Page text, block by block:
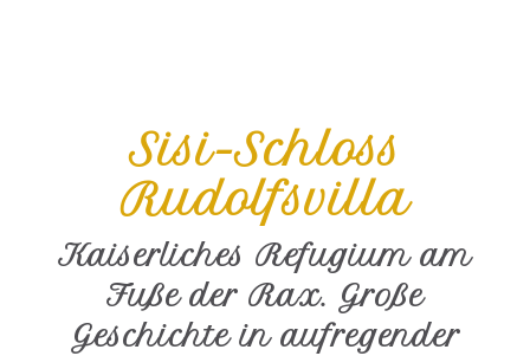
Sisi-Schloss
Rudolfsvilla
Kaiserliches Refugium am
Fuße der Rax. Große
Geschichte in aufregender